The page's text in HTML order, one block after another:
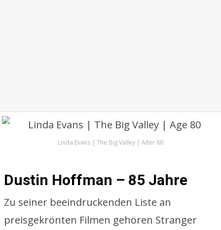
Linda Evans | The Big Valley | Alter 80
Dustin Hoffman – 85 Jahre
Zu seiner beeindruckenden Liste an
preisgekrönten Filmen gehören Stranger